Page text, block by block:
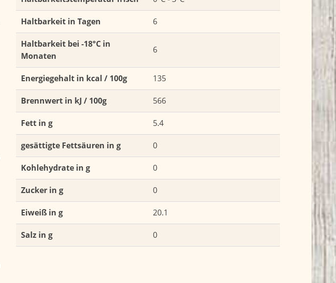
Haltbarkeit in Tagen 6
Haltbarkeit bei -18°C in
Monaten
6
Energiegehalt in kcal / 100g 135
Brennwert in kJ / 100g 566
Fett in g 5.4
gesättigte Fettsäuren in g 0
Kohlehydrate in g 0
Zucker in g 0
Eiweiß in g 20.1
Salz in g 0